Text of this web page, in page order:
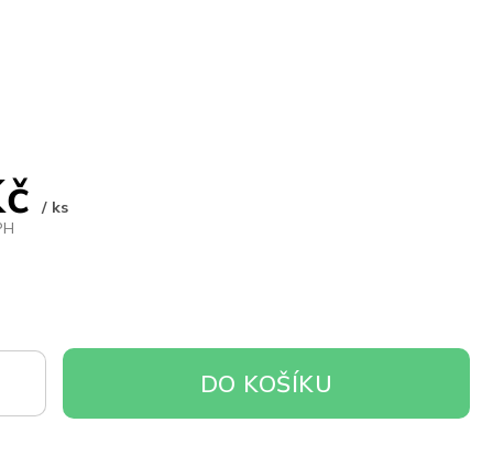
/ ks
DO KOŠÍKU